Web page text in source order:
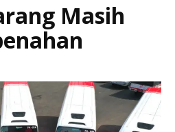
Masih